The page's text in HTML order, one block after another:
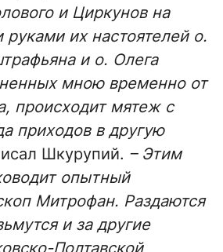
и Циркунов на
их настоятелей о.
и о. Олега
мною временно от
происходит мятеж с
приходов в другую
Шкурупий. – Этим
опытный
Митрофан. Раздаются
и за другие